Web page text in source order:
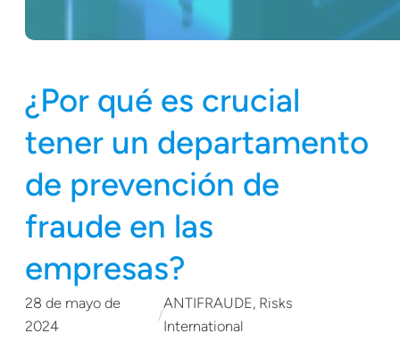
¿Por qué es crucial
tener un departamento
de prevención de
fraude en las
empresas?
28 de mayo de
2024
/
ANTIFRAUDE, Risks
International